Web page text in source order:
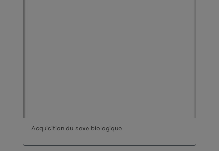
Acquisition du sexe biologique